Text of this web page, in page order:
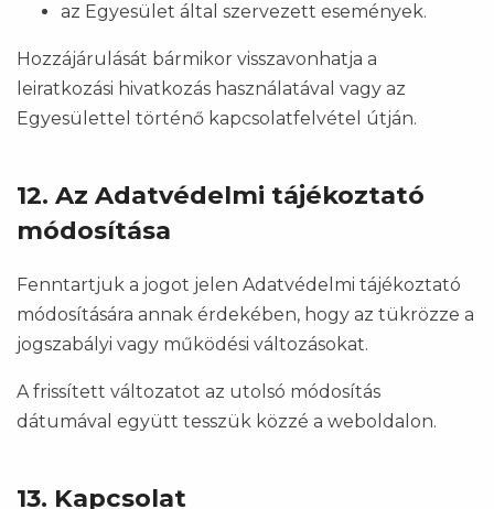
az Egyesület által szervezett események.
Hozzájárulását bármikor visszavonhatja a
leiratkozási hivatkozás használatával vagy az
Egyesülettel történő kapcsolatfelvétel útján.
12. Az Adatvédelmi tájékoztató
módosítása
Fenntartjuk a jogot jelen Adatvédelmi tájékoztató
módosítására annak érdekében, hogy az tükrözze a
jogszabályi vagy működési változásokat.
A frissített változatot az utolsó módosítás
dátumával együtt tesszük közzé a weboldalon.
13. Kapcsolat